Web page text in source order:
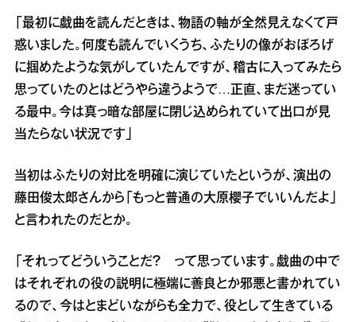
「最初に戯曲を読んだときは、物語の軸が全然見えなくて戸
惑いました。何度も読んでいくうち、ふたりの像がおぼろげ
に掴めたような気がしていたんですが、稽古に入ってみたら
思っていたのとはどうやら違うようで…正直、まだ迷ってい
る最中。今は真っ暗な部屋に閉じ込められていて出口が見
当たらない状況です」
当初はふたりの対比を明確に演じていたというが、演出の
藤田俊太郎さんから「もっと普通の大原櫻子でいいんだよ」
と言われたのだとか。
「それってどういうことだ？ って思っています。戯曲の中で
はそれぞれの役の説明に極端に善良とか邪悪と書かれてい
るので、今はとまどいながらも全力で、役として生きている